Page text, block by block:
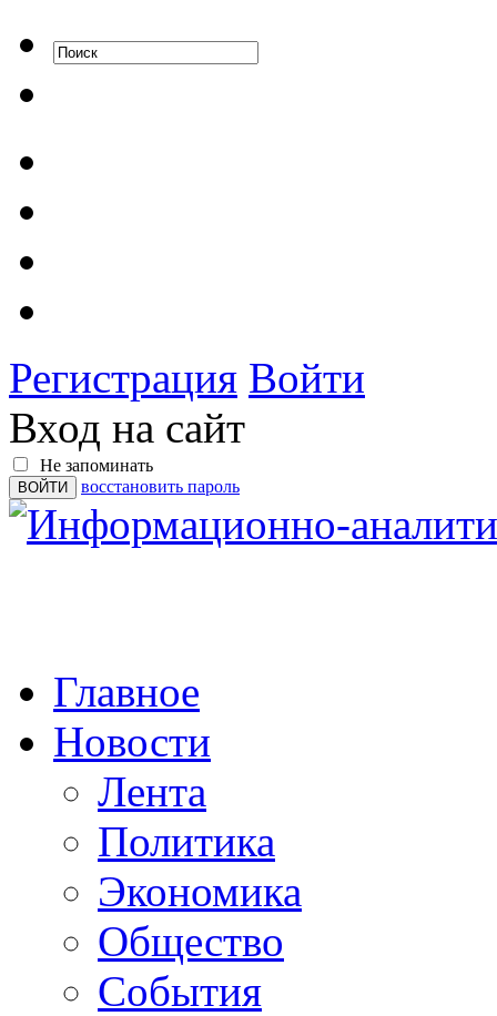
Регистрация Войти
Вход на сайт
Не запоминать
восстановить пароль
Главное
Новости
Лента
Политика
Экономика
Общество
События